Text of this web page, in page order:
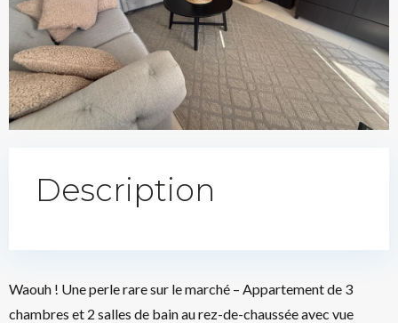
Description
Waouh ! Une perle rare sur le marché – Appartement de 3
chambres et 2 salles de bain au rez-de-chaussée avec vue